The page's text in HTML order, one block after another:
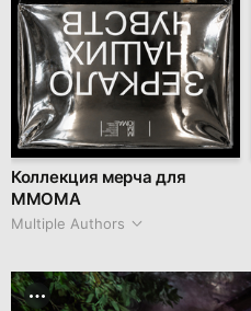
Коллекция мерча для
ММОМА
Multiple Authors